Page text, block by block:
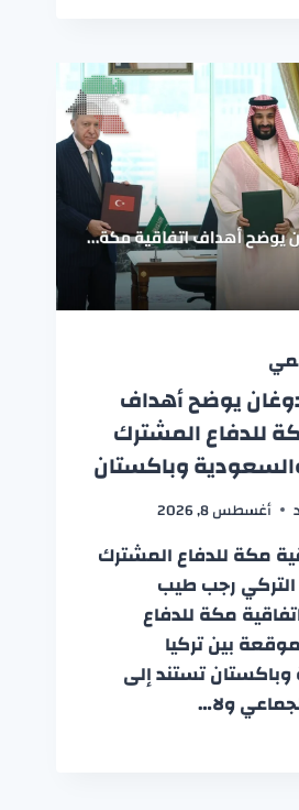
يوضح أهداف
للدفاع المشترك
وباكستان
أغسطس 8, 2026
مكة للدفاع المشترك
التركي رجب طيب
مكة للدفاع
بين تركيا
تستند إلى
ولا…